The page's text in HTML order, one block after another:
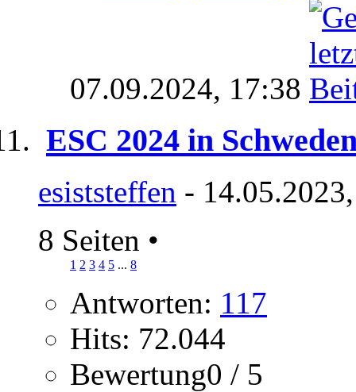
07.09.2024, 17:38
ESC 2024 in
esiststeffen -
8 Seiten •
1 2 3 4 5 ... 8
Antworten: 117
Hits: 72.044
Bewertung0 / 5